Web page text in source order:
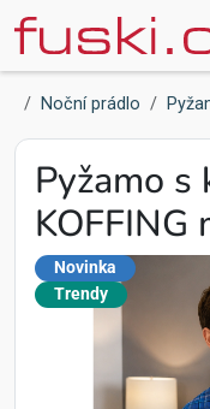
Fuski BOMA
Noční prádlo
Pyžamo s
KOFFING
Novinka
Trendy